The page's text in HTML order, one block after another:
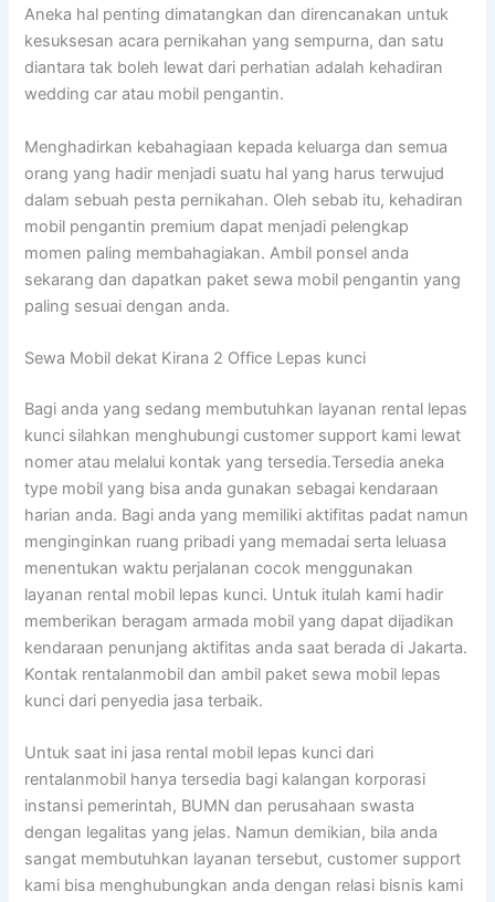
Aneka hal penting dimatangkan dan direncanakan untuk
kesuksesan acara pernikahan yang sempurna, dan satu
diantara tak boleh lewat dari perhatian adalah kehadiran
wedding car atau mobil pengantin.
Menghadirkan kebahagiaan kepada keluarga dan semua
orang yang hadir menjadi suatu hal yang harus terwujud
dalam sebuah pesta pernikahan. Oleh sebab itu, kehadiran
mobil pengantin premium dapat menjadi pelengkap
momen paling membahagiakan. Ambil ponsel anda
sekarang dan dapatkan paket sewa mobil pengantin yang
paling sesuai dengan anda.
Sewa Mobil dekat Kirana 2 Office Lepas kunci
Bagi anda yang sedang membutuhkan layanan rental lepas
kunci silahkan menghubungi customer support kami lewat
nomer atau melalui kontak yang tersedia.Tersedia aneka
type mobil yang bisa anda gunakan sebagai kendaraan
harian anda. Bagi anda yang memiliki aktifitas padat namun
menginginkan ruang pribadi yang memadai serta leluasa
menentukan waktu perjalanan cocok menggunakan
layanan rental mobil lepas kunci. Untuk itulah kami hadir
memberikan beragam armada mobil yang dapat dijadikan
kendaraan penunjang aktifitas anda saat berada di Jakarta.
Kontak rentalanmobil dan ambil paket sewa mobil lepas
kunci dari penyedia jasa terbaik.
Untuk saat ini jasa rental mobil lepas kunci dari
rentalanmobil hanya tersedia bagi kalangan korporasi
instansi pemerintah, BUMN dan perusahaan swasta
dengan legalitas yang jelas. Namun demikian, bila anda
sangat membutuhkan layanan tersebut, customer support
kami bisa menghubungkan anda dengan relasi bisnis kami